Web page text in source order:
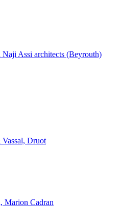
Naji Assi architects (Beyrouth)
Vassal, Druot
Marion Cadran